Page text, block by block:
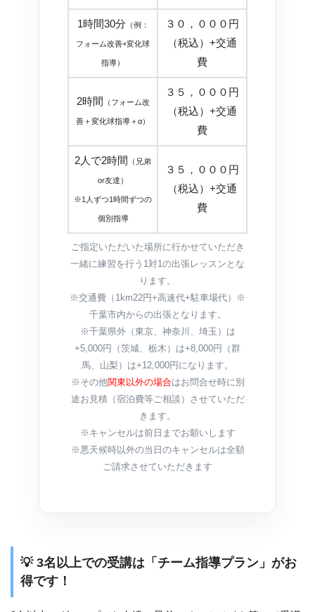
1時間30分 （例：
フォーム改善+変化球
指導）
３０，０００円
（税込）+交通
費
2時間 （フォーム改
善＋変化球指導＋α）
３５，０００円
（税込）+交通
費
2人で2時間 （兄弟
or友達）
※1人ずつ1時間ずつの
個別指導
３５，０００円
（税込）+交通
費
ご指定いただいた場所に行かせていただき
一緒に練習を行う1対1の出張レッスンとな
ります。
※交通費（1km22円+高速代+駐車場代）※
千葉市内からの出張となります。
※千葉県外（東京、神奈川、埼玉）は
+5,000円（茨城、栃木）は+8,000円（群
馬、山梨）は+12,000円になります。
※その他関東以外の場合はお問合せ時に別
途お見積（宿泊費等ご相談）させていただ
きます。
※キャンセルは前日までお願いします
※悪天候時以外の当日のキャンセルは全額
ご請求させていただきます
💡 3名以上での受講は「チーム指導プラン」がお
得です！